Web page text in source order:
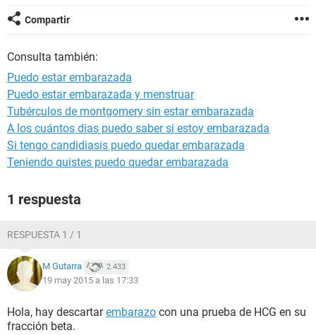
Compartir
Consulta también:
Puedo estar embarazada
Puedo estar embarazada y menstruar
Tubérculos de montgomery sin estar embarazada
A los cuántos dias puedo saber si estoy embarazada
Si tengo candidiasis puedo quedar embarazada
Teniendo quistes puedo quedar embarazada
1 respuesta
RESPUESTA 1 / 1
M Gutarra 2.433
19 may 2015 a las 17:33
Hola, hay descartarembarazo con una prueba de HCG en su
fracción beta.